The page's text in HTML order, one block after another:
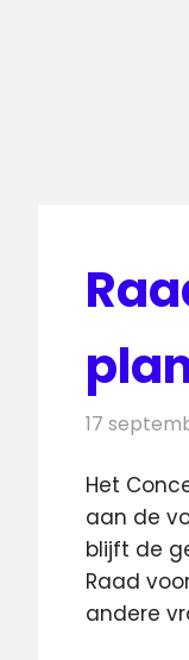
17
Het
aan de
blijft de
Raad
andere